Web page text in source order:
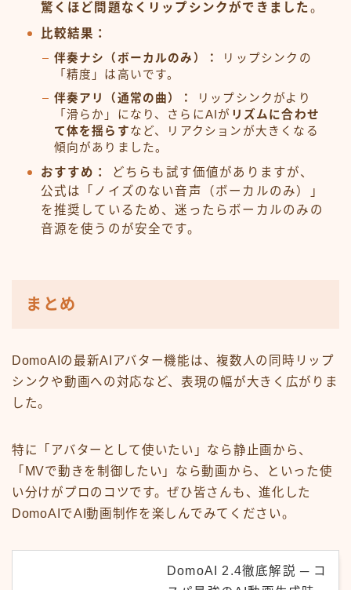
驚くほど問題なくリップシンクができました 。
比較結果：
伴奏ナシ（ボーカルのみ）：
リップシンクの
「精度」は高いです。
伴奏アリ（通常の曲）：
リップシンクがより
「滑らか」になり、さらにAIが リズムに合わせ
て体を揺らすなど、リアクションが大きくなる
傾向がありました。
おすすめ：
どちらも試す価値がありますが、
公式は「ノイズのない音声（ボーカルのみ）」
を推奨しているため、迷ったらボーカルのみの
音源を使うのが安全です。
まとめ
DomoAIの最新AIアバター機能は、複数人の同時リップ
シンクや動画への対応など、表現の幅が大きく広がりま
した。
特に「アバターとして使いたい」なら静止画から、
「MVで動きを制御したい」なら動画から、といった使
い分けがプロのコツです。ぜひ皆さんも、進化した
DomoAIでAI動画制作を楽しんでみてください。
DomoAI 2.4徹底解説 ─ コ